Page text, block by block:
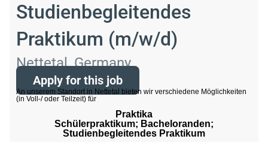
Studienbegleitendes
Praktikum (m/w/d)
Nettetal, Germany
Apply for this job
An unserem Standort in Nettetal bieten wir verschiedene Möglichkeiten
(in Voll-/ oder Teilzeit) für
Praktika
Schülerpraktikum; Bacheloranden;
Studienbegleitendes Praktikum